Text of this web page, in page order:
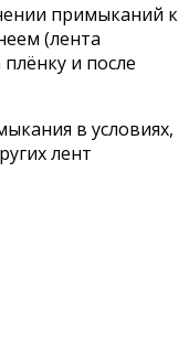
примыканий к
(лента
и после
в условиях,
лент